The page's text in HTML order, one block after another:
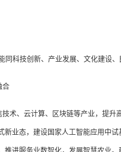
同科技创新、产业发展、文化建设
合
术、云计算、区块链等产业，提
业态，建设国家人工智能应用中